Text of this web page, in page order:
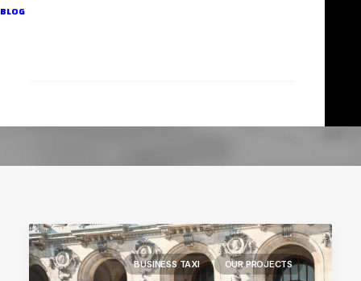
BLOG
BUSINESS TAXI OUR PROJECTS